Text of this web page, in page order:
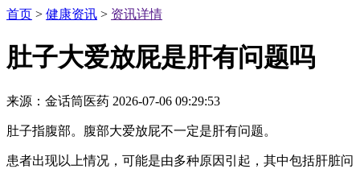
首页 > 健康资讯 > 资讯详情
肚子大爱放屁是肝有问题吗
来源：金话筒医药 2026-07-06 09:29:53
肚子指腹部。腹部大爱放屁不一定是肝有问题。
患者出现以上情况，可能是由多种原因引起，其中包括肝脏问